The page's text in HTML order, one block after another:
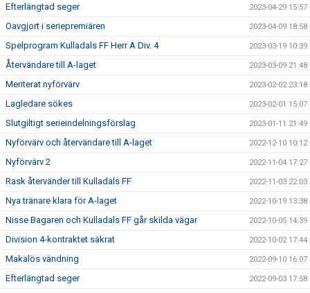
Efterlängtad seger 2023-04-29 15:57
Oavgjort i seriepremiären 2023-04-09 18:58
Spelprogram Kulladals FF Herr A Div. 4 2023-03-19 10:39
Återvändare till A-laget 2023-03-09 21:48
Meriterat nyförvärv 2023-02-02 23:18
Lagledare sökes 2023-02-01 15:07
Slutgiltigt serieindelningsförslag 2023-01-11 21:49
Nyförvärv och återvändare till A-laget 2022-12-10 10:12
Nyförvärv 2 2022-11-04 17:27
Rask återvänder till Kulladals FF 2022-11-03 22:03
Nya tränare klara för A-laget 2022-10-19 13:38
Nisse Bagaren och Kulladals FF går skilda vägar 2022-10-05 14:39
Division 4-kontraktet säkrat 2022-10-02 17:44
Makalös vändning 2022-09-10 16:07
Efterlängtad seger 2022-09-03 17:58